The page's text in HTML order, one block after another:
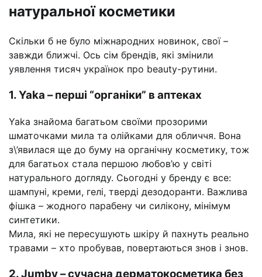
натуральної косметики
Скільки б не було міжнародних новинок, свої –
завжди ближчі. Ось сім брендів, які змінили
уявлення тисяч українок про beauty-рутини.
1. Yaka – перші “органіки” в аптеках
Yaka знайома багатьом своїми прозорими
шматочками мила та олійками для обличчя. Вона
з\’явилася ще до буму на органічну косметику, тож
для багатьох стала першою любов’ю у світі
натурального догляду. Сьогодні у бренду є все:
шампуні, креми, гелі, тверді дезодоранти. Важлива
фішка – жодного парабену чи силікону, мінімум
синтетики.
Мила, які не пересушують шкіру й пахнуть реально
травами – хто пробував, повертаються знов і знов.
2. Jumby – сучасна дерматокосметика без